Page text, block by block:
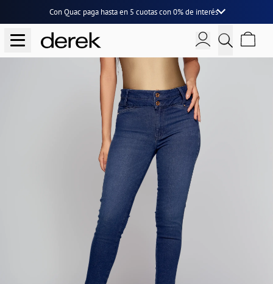
Con Quac paga hasta en 5 cuotascon0% de interés